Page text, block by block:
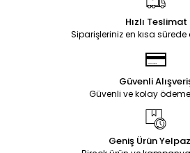
Hızlı Teslimat
Siparişleriniz en kısa sürede
Güvenli
Güvenli ve kolay
Geniş Ürün